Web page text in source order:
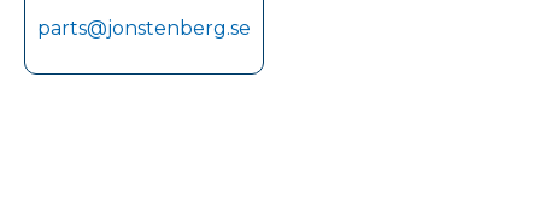
parts@jonstenberg.se